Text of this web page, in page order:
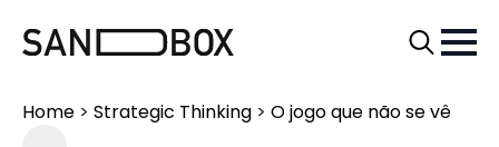
Home > Strategic Thinking > O jogo que não se vê